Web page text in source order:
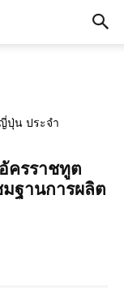
ครราชทูต
มฐานการผลิต